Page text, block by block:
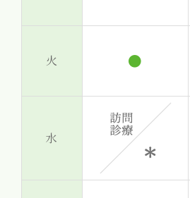
火 ●
水